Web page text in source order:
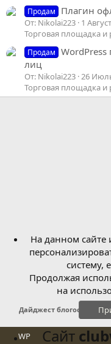
Продам Плагин
От: Nikolai223 1
Торговая площадка и
Продам
WordPress
лиц
От: Nikolai223 26
Торговая площадка и
Дайджест блогосферы
WP
На данном сайте
систему,
Продолжая
на
Сайт